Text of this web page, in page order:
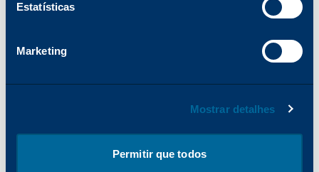
Estatísticas
Marketing
Mostrar detalhes
Permitir que todos